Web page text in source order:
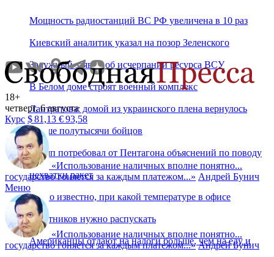
Мощность радиостанций ВС РФ увеличена в 10 раз
Киевский аналитик указал на позор Зеленского
Залужный заявил об исчерпании ресурса ВСУ
В Белом доме строят военный комплекс
Лантратова: домой из украинского плена вернулось
свыше полутысячи бойцов
Трамп потребовал от Пентагона объяснений по поводу
нехватки ракет
Стало известно, при какой температуре в офисе
работников нужно распускать
Американцы отдают на налоги больше, чем на еду и
18+
четверг, 6 августа
Курс $81,13 €93,58
«Использование наличных вполне понятно...
государство гоняется за каждым платежом...» Андрей Бунич
Меню
«Использование наличных вполне понятно...
государство гоняется за каждым платежом...» Андрей Бунич